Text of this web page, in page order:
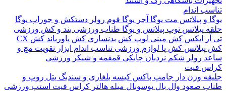
اندام
و پیلاتسمت یوگاآجر یوگا فوم رولر دستکش و جوراب یوگا
پیلاتستوپ پیلاتس و یوگاطناب ورزشی بند و کش ورزشی
ایکس کش مینی لوپ کش بدنسازیکش پاورباندکش CX
کش پالوازم ورزشی تناسب اندام ابزار تقویت مچ و
رولر شکم نردبان چابکیقمقمه و شیکر ورزشی
فیت
وزن دارجامپ باکسکیسه بلغاری و سندبگبتل روپ و
صعودوال بال بوسوبالمیله هالتر کراس فیت استپ ورزشی